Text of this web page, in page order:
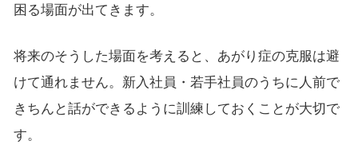
困る場面が出てきます。
将来のそうした場面を考えると、あがり症の克服は避
けて通れません。新入社員・若手社員のうちに人前で
きちんと話ができるように訓練しておくことが大切で
す。